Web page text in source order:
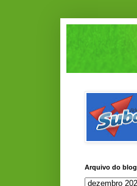
Arquivo do blog